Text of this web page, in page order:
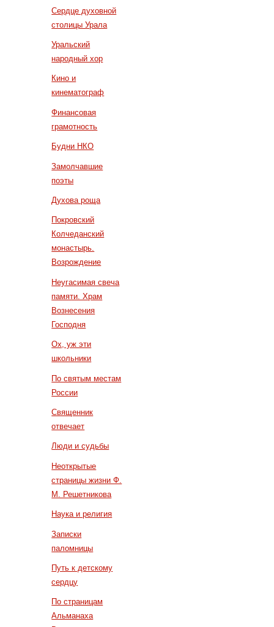
Сердце духовной
столицы Урала
Уральский
народный хор
Кино и
кинематограф
Финансовая
грамотность
Будни НКО
Замолчавшие
поэты
Духова роща
Покровский
Колчеданский
монастырь.
Возрождение
Неугасимая свеча
памяти. Храм
Вознесения
Господня
Ох, уж эти
школьники
По святым местам
России
Священник
отвечает
Люди и судьбы
Неоткрытые
страницы жизни Ф.
М. Решетникова
Наука и религия
Записки
паломницы
Путь к детскому
сердцу
По страницам
Альманаха